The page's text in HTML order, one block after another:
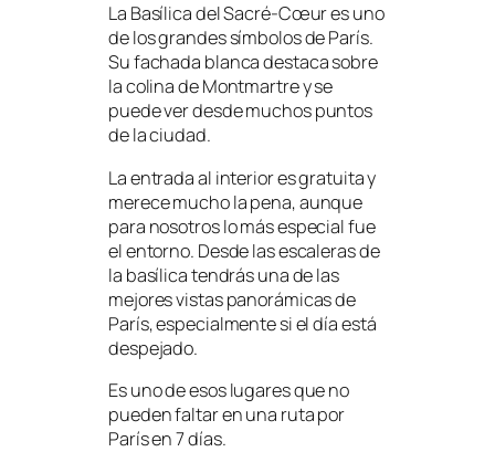
La Basílica del Sacré-Cœur es uno
de los grandes símbolos de París.
Su fachada blanca destaca sobre
la colina de Montmartre y se
puede ver desde muchos puntos
de la ciudad.
La entrada al interior es gratuita y
merece mucho la pena, aunque
para nosotros lo más especial fue
el entorno. Desde las escaleras de
la basílica tendrás una de las
mejores vistas panorámicas de
París, especialmente si el día está
despejado.
Es uno de esos lugares que no
pueden faltar en una ruta por
París en 7 días.